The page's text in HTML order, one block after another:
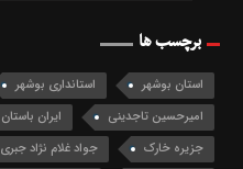
برچسب ها
استان بوشهر استانداری بوشهر
امیرحسین تاجدینی
ایران باستان
جزیره خارک
جواد غلام نژاد جبری